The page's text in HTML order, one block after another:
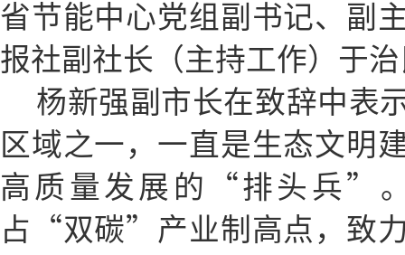
省节能中心党组副书记、副
报社副社长（主持工作）于
杨新强副市长在致辞中表
区域之一，一直是生态文
高质量发展的“排头兵”
占“双碳”产业制高点，致